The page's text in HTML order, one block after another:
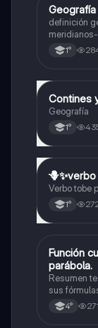
Geografía
Geografía
definición
elementos
relativa y
1°
Geografía
Contines
Geografía
1°
Inglés
Verbo tobe
1°
Función
parábola.
Resumen
sus
como
forma
4° 271